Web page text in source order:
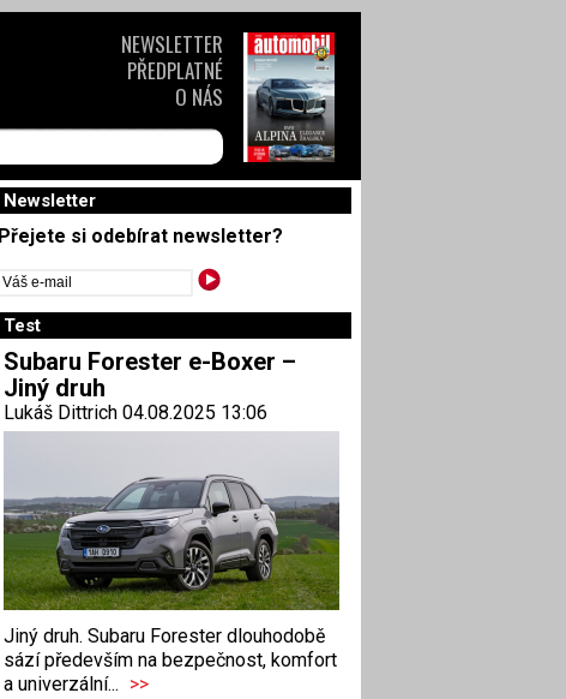
Newsletter
Přejete si odebírat newsletter?
Test
Subaru Forester e-Boxer –
Jiný druh
Lukáš Dittrich 04.08.2025 13:06
Jiný druh. Subaru Forester dlouhodobě
sází především na bezpečnost, komfort
a univerzální... >>
NEWSLETTER
PŘEDPLATNÉ
O NÁS